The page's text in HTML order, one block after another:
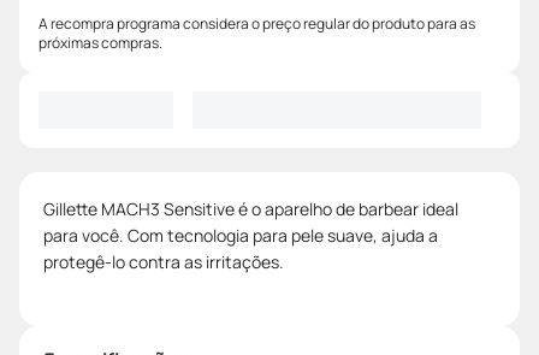
A recompra programa considera o preço regular do produto para as
próximas compras.
Gillette MACH3 Sensitive é o aparelho de barbear ideal
para você. Com tecnologia para pele suave, ajuda a
protegê-lo contra as irritações.